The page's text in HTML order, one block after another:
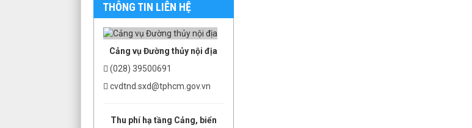
THÔNG TIN LIÊN HỆ
Cảng vụ Đường thủy nội địa
(028) 39500691
cvdtnd.sxd@tphcm.gov.vn
Thu phí hạ tầng Cảng, biển